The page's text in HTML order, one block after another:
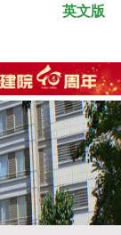
英文版